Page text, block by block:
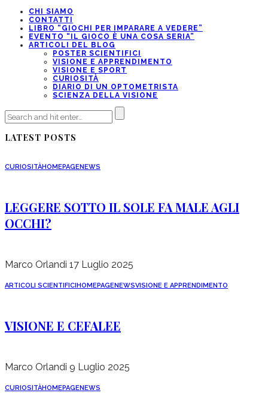
CHI SIAMO
CONTATTI
LIBRO “GIOCHI PER IMPARARE A VEDERE”
EVENTO “IL GIOCO È UNA COSA SERIA”
ARTICOLI DEL BLOG
POSTER SCIENTIFICI
VISIONE E APPRENDIMENTO
VISIONE E SPORT
CURIOSITÀ
DIARIO DI UN OPTOMETRISTA
SCIENZA DELLA VISIONE
LATEST POSTS
CURIOSITÀHOMEPAGENEWS
LEGGERE SOTTO IL SOLE FA MALE AGLI
OCCHI?
Marco Orlandi 17 Luglio 2025
ARTICOLI SCIENTIFICI HOMEPAGENEWSVISIONE E APPRENDIMENTO
VISIONE E CEFALEE
Marco Orlandi 9 Luglio 2025
CURIOSITÀHOMEPAGENEWS